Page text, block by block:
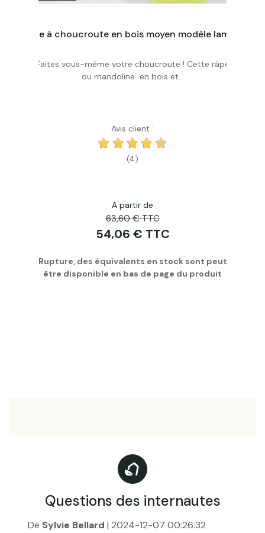
Personnaliser
Faites vous-même votre choucroute ! Cette râpe
ou mandoline en bois et...
Avis client :
(4)
A partir de
63,60 € TTC
54,06 € TTC
Rupture, des équivalents en stock sont peut
être disponible en bas de page du produit
Questions des internautes
De Sylvie Bellard | 2024-12-07 00:26:32